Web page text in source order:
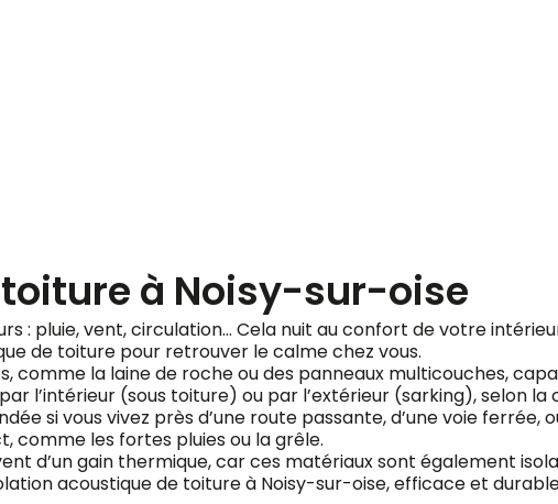
à Noisy-sur-oise
: pluie, vent, circulation… Cela nuit au confort de votre
de toiture pour retrouver le calme chez vous.
comme la laine de roche ou des panneaux multicouches,
l’intérieur (sous toiture) ou par l’extérieur (sarking), selon
si vous vivez près d’une route passante, d’une voie ferrée,
comme les fortes pluies ou la grêle.
d’un gain thermique, car ces matériaux sont également
acoustique de toiture à Noisy-sur-oise, efficace et